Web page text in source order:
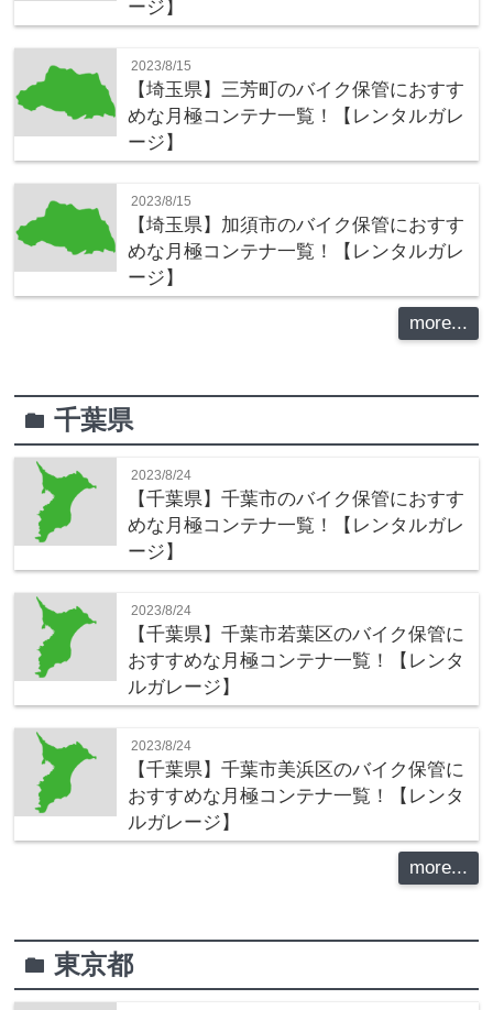
ージ】
2023/8/15
【埼玉県】三芳町のバイク保管におすす
めな月極コンテナ一覧！【レンタルガレ
ージ】
2023/8/15
【埼玉県】加須市のバイク保管におすす
めな月極コンテナ一覧！【レンタルガレ
ージ】
more...
folder千葉県
2023/8/24
【千葉県】千葉市のバイク保管におすす
めな月極コンテナ一覧！【レンタルガレ
ージ】
2023/8/24
【千葉県】千葉市若葉区のバイク保管に
おすすめな月極コンテナ一覧！【レンタ
ルガレージ】
2023/8/24
【千葉県】千葉市美浜区のバイク保管に
おすすめな月極コンテナ一覧！【レンタ
ルガレージ】
more...
folder東京都